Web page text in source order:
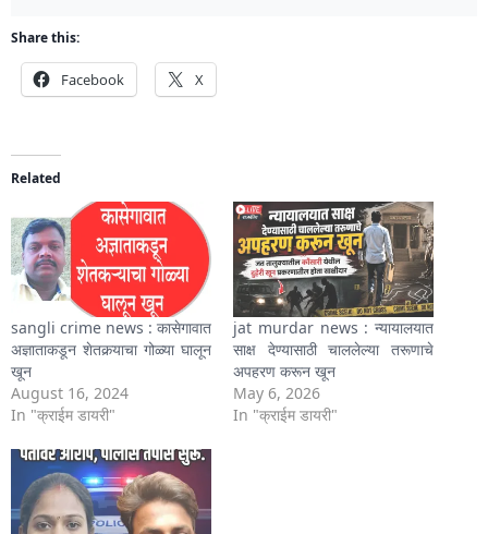
Share this:
Facebook X
Related
sangli crime news : कासेगावात
अज्ञाताकडून शेतकर्‍याचा गोळ्या घालून
खून
August 16, 2024
In "क्राईम डायरी"
jat murdar news : न्यायालयात
साक्ष देण्यासाठी चाललेल्या तरूणाचे
अपहरण करून खून
May 6, 2026
In "क्राईम डायरी"